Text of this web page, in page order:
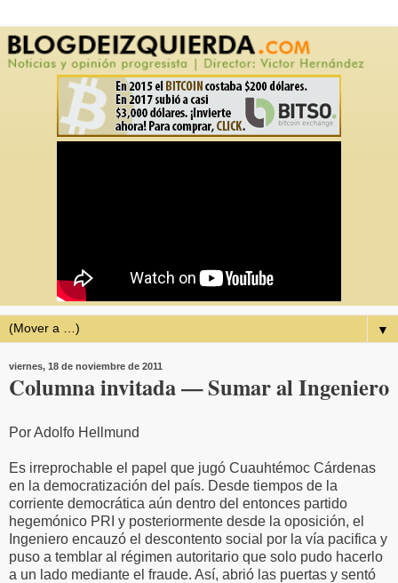
▼
viernes, 18 de noviembre de 2011
Columna invitada — Sumar al Ingeniero
Por Adolfo Hellmund
Es irreprochable el papel que jugó Cuauhtémoc Cárdenas
en la democratización del país. Desde tiempos de la
corriente democrática aún dentro del entonces partido
hegemónico PRI y posteriormente desde la oposición, el
Ingeniero encauzó el descontento social por la vía pacifica y
puso a temblar al régimen autoritario que solo pudo hacerlo
a un lado mediante el fraude. Así, abrió las puertas y sentó